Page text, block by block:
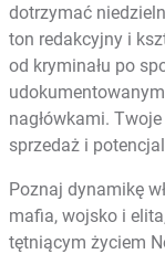
dotrzymać
ton redakcyjny i
od kryminału po
nagłówkami.
sprzedaż i
Poznaj dynamikę
mafia, wojsko i
tętniącym życiem